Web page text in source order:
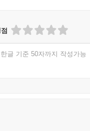
after an interval of
be fruitless to deny
When our visitors
한글 기준 50자까지 작성가능